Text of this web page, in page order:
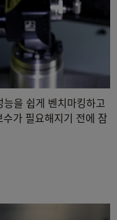
을 쉽게 벤치마킹하고
가 필요해지기 전에 잠